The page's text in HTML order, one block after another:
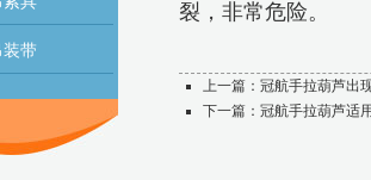
装带
裂，非常危险。
上一篇： 冠航手拉葫芦出
下一篇： 冠航手拉葫芦适